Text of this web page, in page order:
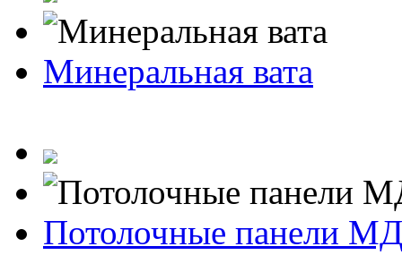
Минеральная вата
Потолочные панели